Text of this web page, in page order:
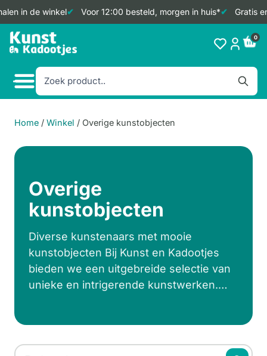
in de winkel Voor 12:00 besteld, morgen in huis* Gratis
Doorgaan
naar
0
Home / Winkel / Overige kunstobjecten
Overige
kunstobjecten
Diverse kunstenaars met mooie
kunstobjecten Bij Kunst en Kadootjes
bieden we een uitgebreide selectie van
unieke en intrigerende kunstwerken.
kunstobjecten te vinden waar u naar op